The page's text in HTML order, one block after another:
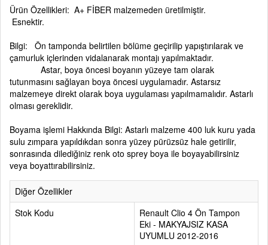
Ürün Özellikleri: A+ FİBER malzemeden üretilmiştir.
Esnektir.
Bilgi: Ön tamponda belirtilen bölüme geçirilip yapıştırılarak ve
çamurluk içlerinden vidalanarak montajı yapılmaktadır.
Astar, boya öncesi boyanın yüzeye tam olarak
tutunmasını sağlayan boya öncesi uygulamadır. Astarsız
malzemeye direkt olarak boya uygulaması yapılmamalıdır. Astarlı
olması gereklidir.
Boyama işlemi Hakkında Bilgi: Astarlı malzeme 400 luk kuru yada
sulu zımpara yapıldıkdan sonra yüzey pürüzsüz hale getirilir,
sonrasında dilediğiniz renk oto sprey boya ile boyayabilirsiniz
veya boyattırabilirsiniz.
Diğer Özellikler
Stok Kodu
Renault Clio 4 Ön Tampon
Eki - MAKYAJSIZ KASA
UYUMLU 2012-2016